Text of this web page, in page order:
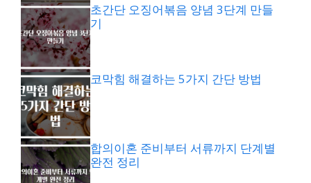
초간단 오징어볶음 양념 3단계 만들
기
코막힘 해결하는 5가지 간단 방법
합의이혼 준비부터 서류까지 단계별
완전 정리